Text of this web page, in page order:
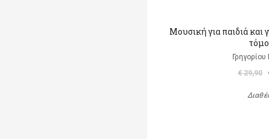
Μουσική για παιδιά και
€ 29,90